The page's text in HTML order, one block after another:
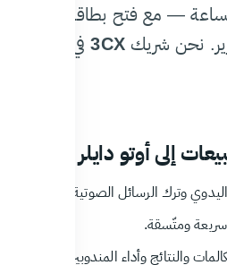
— مع فتح بطاقة الـ
3CXفي
إلى أوتو دايلر
وترك الرسائل الصوتية.
سريعة ومتّسقة.
والنتائج وأداء المندوبين.